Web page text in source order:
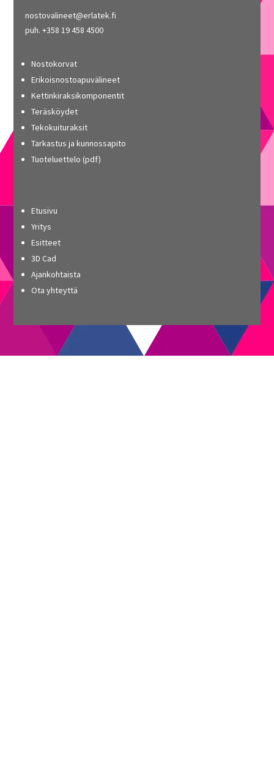
nostovalineet@erlatek.fi
puh. +358 19 458 4500
Nostokorvat
Erikoisnostoapuvälineet
Kettinkiraksikomponentit
Teräsköydet
Tekokuituraksit
Tarkastus ja kunnossapito
Tuoteluettelo (pdf)
Etusivu
Yritys
Esitteet
3D Cad
Ajankohtaista
Ota yhteyttä